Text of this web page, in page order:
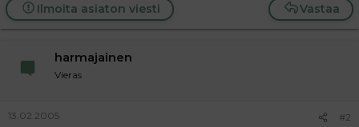
Vastaa
Ilmoita asiaton viesti
harmajainen
Vieras
13.02.2005 #2